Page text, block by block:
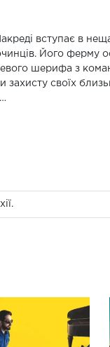
вступає в
Його ферму
шерифа з
своїх